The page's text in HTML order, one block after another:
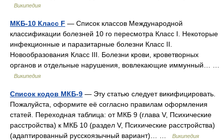
Википедия
МКБ-10 Класс F — Список классов Международной
классификации болезней 10 го пересмотра Класс I. Некоторые
инфекционные и паразитарные болезни Класс II.
Новообразования Класс III. Болезни крови, кроветворных
органов и отдельные нарушения, вовлекающие иммунный… …
Википедия
Список кодов МКБ-9 — Эту статью следует викифицировать.
Пожалуйста, оформите её согласно правилам оформления
статей. Переходная таблица: от МКБ 9 (глава V, Психические
расстройства) к МКБ 10 (раздел V, Психические расстройства)
(адаптированный русскоязычный вариант)… …
Википедия